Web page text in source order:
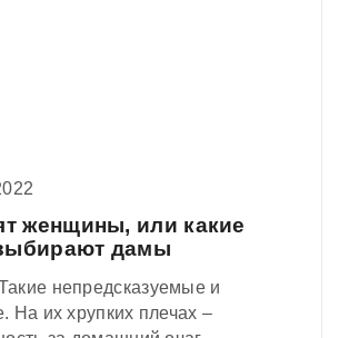
женщины, или какие
дамы
непредсказуемые и
На их хрупких плечах –